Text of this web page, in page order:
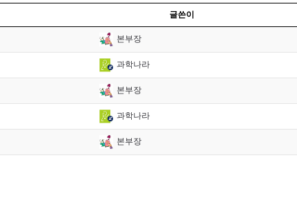
글쓴이
본부장
과학나라
본부장
과학나라
본부장